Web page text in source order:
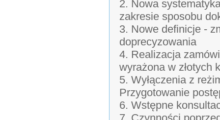
2. Nowa
zakresie sposobu
3. Nowe definicje -
doprecyzowania
4. Realizacja
wyrażona w złotych
5. Wyłączenia z
Przygotowanie
6. Wstępne